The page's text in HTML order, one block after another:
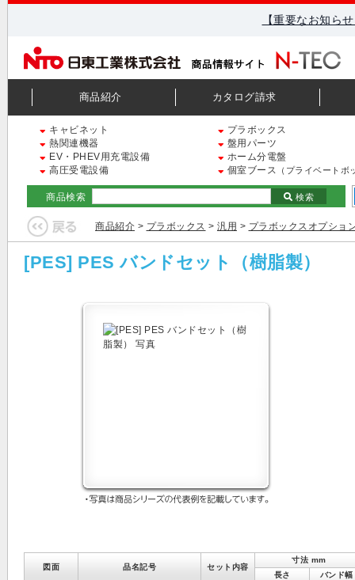
【重要なお知ら
商品紹介 カタログ請求
キャビネット
プラボックス
熱関連機器
盤用パーツ
EV・PHEV用充電設備
ホーム分電盤
高圧受電設備
個室ブース （プライベートボ
商品検索 検索
商品紹介 > プラボックス > 汎用 > プラボックスオプショ
[PES] PES バンドセット（樹脂製）
図面 品名記号 セット内容
寸法 mm
長さ
バンド幅